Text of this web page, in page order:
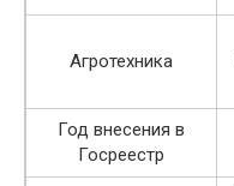
Агротехника
Год внесения в
Госреестр